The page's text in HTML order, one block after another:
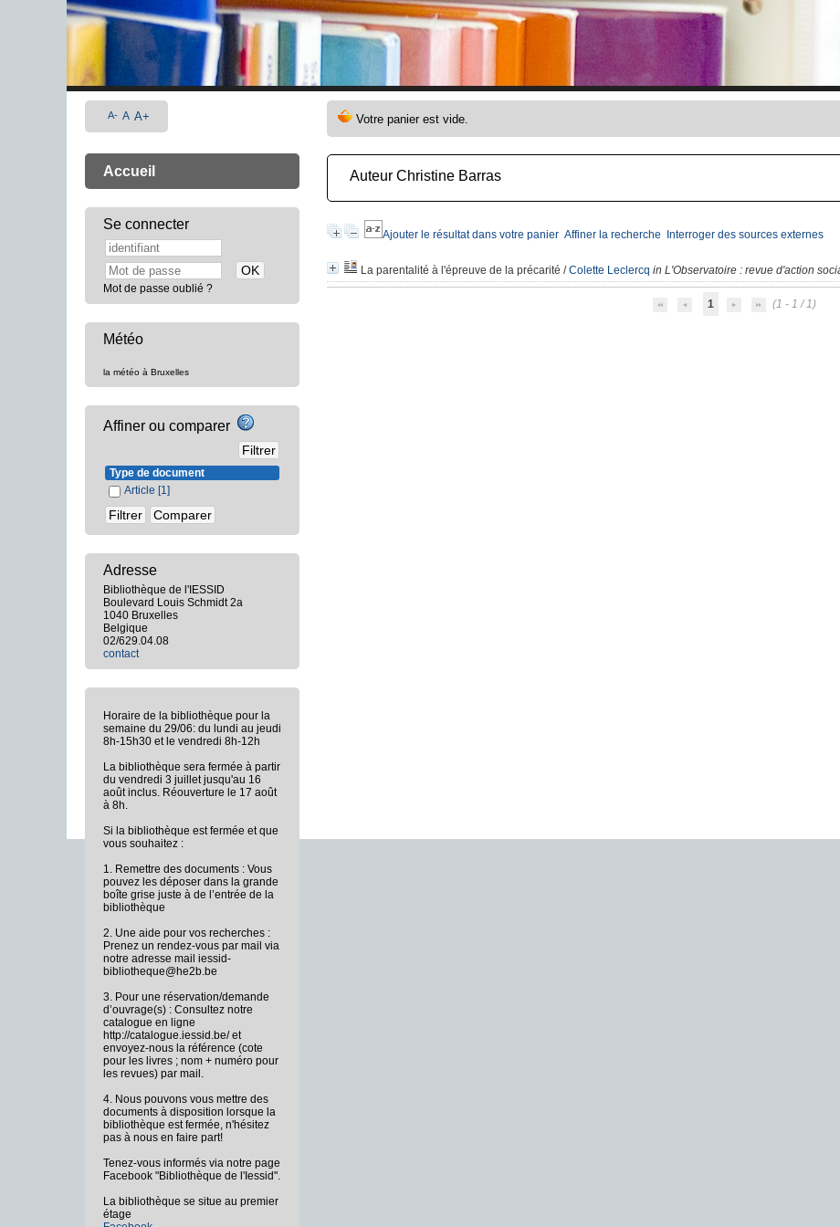
Auteur Christine Barras
Ajouter le résultat dans votre panier Affiner la recherche Interroger des sources externes
La parentalité à l'épreuve de la précarité /Colette Leclercq in L'Observatoire : revue d'action
1 (1 - 1 / 1)
A- A A+
Accueil
Se connecter
Mot de passe oublié ?
Météo
la météo à Bruxelles
Affiner ou comparer
Type de document
Article [1]
Adresse
Bibliothèque de l'IESSID
Boulevard Louis Schmidt 2a
1040 Bruxelles
Belgique
02/629.04.08
contact
Horaire de la bibliothèque pour la
semaine du 29/06: du lundi au jeudi
8h-15h30 et le vendredi 8h-12h
La bibliothèque sera fermée à partir
du vendredi 3 juillet jusqu'au 16
août inclus. Réouverture le 17 août
à 8h.
Si la bibliothèque est fermée et que
vous souhaitez :
1. Remettre des documents : Vous
pouvez les déposer dans la grande
boîte grise juste à de l’entrée de la
bibliothèque
2. Une aide pour vos recherches :
Prenez un rendez-vous par mail via
notre adresse mail iessid-
bibliotheque@he2b.be
3. Pour une réservation/demande
d’ouvrage(s) : Consultez notre
catalogue en ligne
http://catalogue.iessid.be/ et
envoyez-nous la référence (cote
pour les livres ; nom + numéro pour
les revues) par mail.
4. Nous pouvons vous mettre des
documents à disposition lorsque la
bibliothèque est fermée, n'hésitez
pas à nous en faire part!
Tenez-vous informés via notre page
Facebook "Bibliothèque de l'Iessid".
La bibliothèque se situe au premier
étage